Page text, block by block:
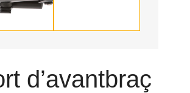
d’avantbraç